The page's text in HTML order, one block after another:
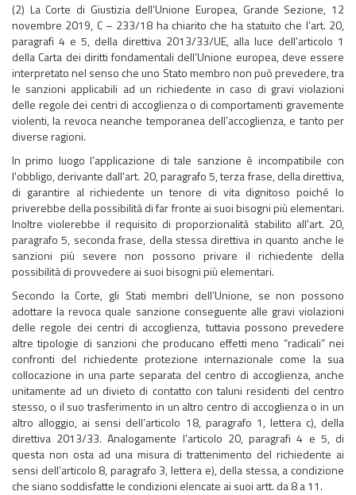
(2) La Corte di Giustizia dell’Unione Europea, Grande Sezione, 12
novembre 2019, C – 233/18 ha chiarito che ha statuito che l’art. 20,
paragrafi 4 e 5, della direttiva 2013/33/UE, alla luce dell’articolo 1
della Carta dei diritti fondamentali dell’Unione europea, deve essere
interpretato nel senso che uno Stato membro non può prevedere, tra
le sanzioni applicabili ad un richiedente in caso di gravi violazioni
delle regole dei centri di accoglienza o di comportamenti gravemente
violenti, la revoca neanche temporanea dell’accoglienza, e tanto per
diverse ragioni.
In primo luogo l’applicazione di tale sanzione è incompatibile con
l'obbligo, derivante dall'art. 20, paragrafo 5, terza frase, della direttiva,
di garantire al richiedente un tenore di vita dignitoso poiché lo
priverebbe della possibilità di far fronte ai suoi bisogni più elementari.
Inoltre violerebbe il requisito di proporzionalità stabilito all'art. 20,
paragrafo 5, seconda frase, della stessa direttiva in quanto anche le
sanzioni più severe non possono privare il richiedente della
possibilità di provvedere ai suoi bisogni più elementari.
Secondo la Corte, gli Stati membri dell’Unione, se non possono
adottare la revoca quale sanzione conseguente alle gravi violazioni
delle regole dei centri di accoglienza, tuttavia possono prevedere
altre tipologie di sanzioni che producano effetti meno “radicali” nei
confronti del richiedente protezione internazionale come la sua
collocazione in una parte separata del centro di accoglienza, anche
unitamente ad un divieto di contatto con taluni residenti del centro
stesso, o il suo trasferimento in un altro centro di accoglienza o in un
altro alloggio, ai sensi dell’articolo 18, paragrafo 1, lettera c), della
direttiva 2013/33. Analogamente l’articolo 20, paragrafi 4 e 5, di
questa non osta ad una misura di trattenimento del richiedente ai
sensi dell’articolo 8, paragrafo 3, lettera e), della stessa, a condizione
che siano soddisfatte le condizioni elencate ai suoi artt. da 8 a 11.